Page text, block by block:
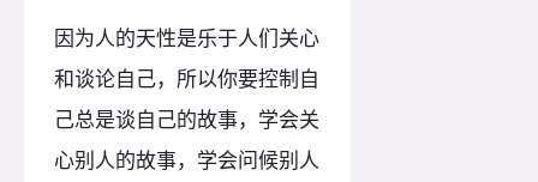
因为人的天性是乐于人们关心
和谈论自己，所以你要控制自
己总是谈自己的故事，学会关
心别人的故事，学会问候别人